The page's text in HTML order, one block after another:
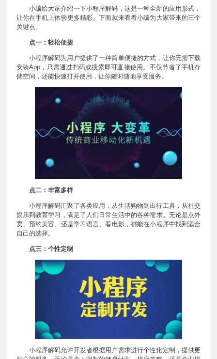
小编给大家介绍一下小程序解码，这是一种全新的应用形式，
让你在手机上体验更多精彩。下面就来看看小编为大家带来的三个
关键点。
点一：轻松便捷
小程序解码为用户提供了一种简单便捷的方式，让你无需下载
安装App，只需通过扫码或搜索即可直接使用。不仅节省了手机存
储空间，还能快速打开使用，让你随时随地享受服务。
点二：丰富多样
小程序解码汇聚了各类应用，从生活购物到出行工具，从社交
娱乐到教育学习，满足了人们日常生活中的各种需求。无论是点外
卖、预约美容、还是学习语言、看电影，都能在小程序中找到适合
自己的选择。
点三：个性定制
小程序解码允许开发者根据用户需求进行个性化定制，提供更